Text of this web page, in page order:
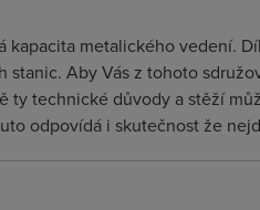
kapacita metalického vedení.
Aby Vás z tohoto
ty technické důvody a stěží
odpovídá i skutečnost že